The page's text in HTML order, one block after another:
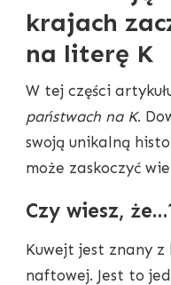
krajach
na literę K
W tej części
państwach na K.
swoją unikalną
może zaskoczyć
Czy wiesz,
Kuwejt jest znany
naftowej. Jest to